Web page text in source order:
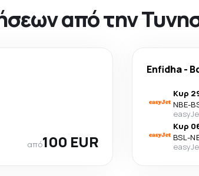
από την
από100 EUR
Enfidha-
Κυρ
NBE-
Κυρ
BSL-